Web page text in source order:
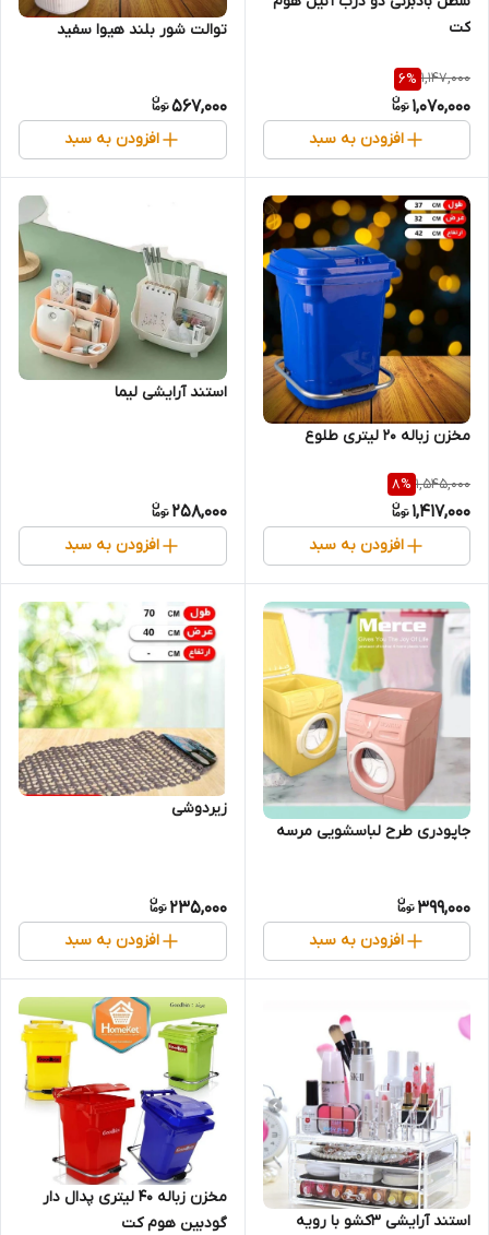
کت
1,147,000
6%
1,070,000
افزودن به سبد
توالت شور بلند هیوا سفید
567,000
افزودن به سبد
مخزن زباله 20 لیتری طلوع
1,545,000
8%
1,417,000
افزودن به سبد
استند آرایشی لیما
258,000
افزودن به سبد
جاپودری طرح لباسشویی مرسه
399,000
افزودن به سبد
زیردوشی
235,000
افزودن به سبد
استند آرایشی 3کشو با رویه
مخزن زباله 40 لیتری پدال دار
گودبین هوم کت